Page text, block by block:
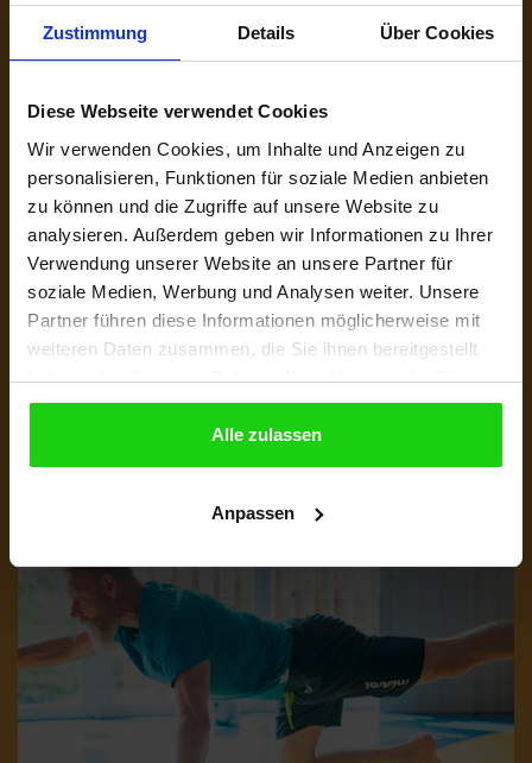
Zustimmung Details Über Cookies
Diese Webseite verwendet Cookies
Wir verwenden Cookies, um Inhalte und Anzeigen zu
personalisieren, Funktionen für soziale Medien anbieten
zu können und die Zugriffe auf unsere Website zu
analysieren. Außerdem geben wir Informationen zu Ihrer
Verwendung unserer Website an unsere Partner für
soziale Medien, Werbung und Analysen weiter. Unsere
Partner führen diese Informationen möglicherweise mit
weiteren Daten zusammen, die Sie ihnen bereitgestellt
haben oder die sie im Rahmen Ihrer Nutzung der Dienste
gesammelt haben.
Alle zulassen
Anpassen